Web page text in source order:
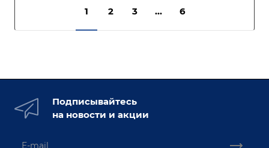
1 2 3 ... 6
Подписывайтесь
на новости и акции